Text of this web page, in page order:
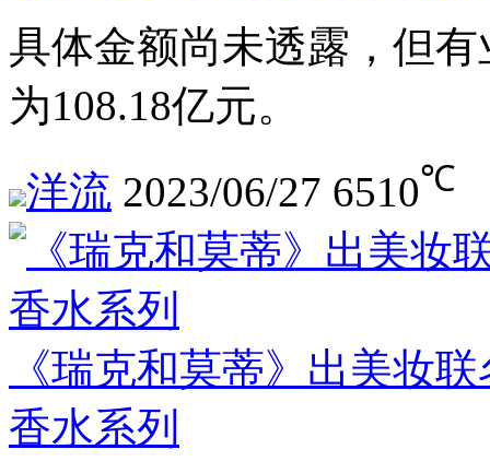
具体金额尚未透露，但
为108.18亿元。
洋流 2023/06/27 6510℃
《瑞克和莫蒂》出美妆
香水系列